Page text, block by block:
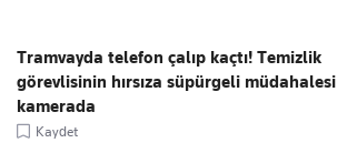
Tramvayda telefon çalıp kaçtı! Temizlik
görevlisinin hırsıza süpürgeli müdahalesi
kamerada
Kaydet